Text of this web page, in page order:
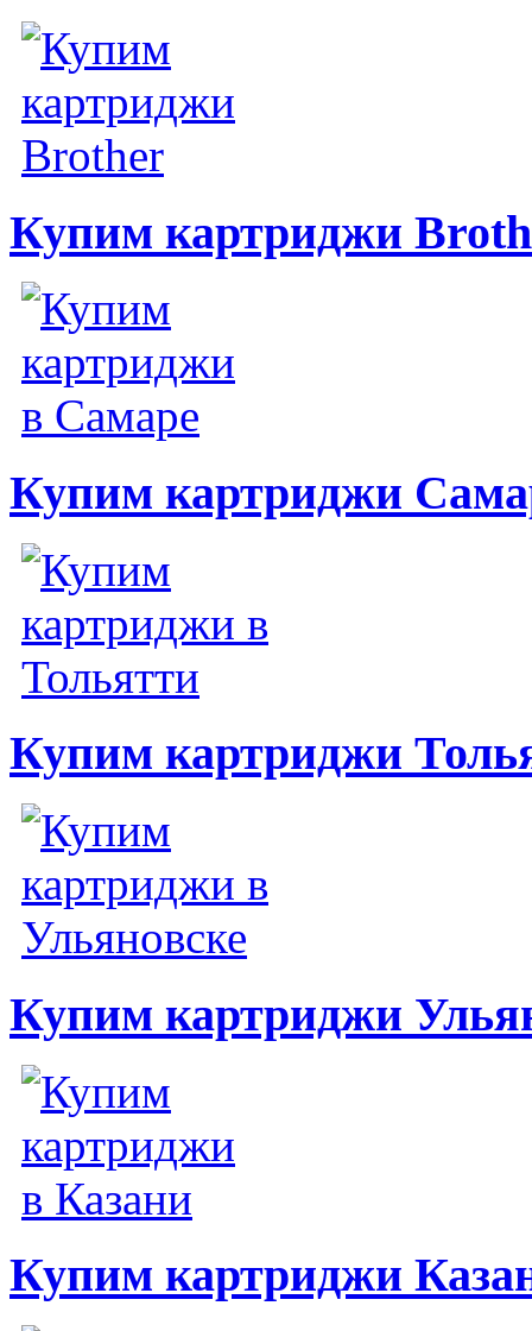
Купим картриджи
Купим картриджи
Купим картриджи
Купим картриджи
Купим картриджи